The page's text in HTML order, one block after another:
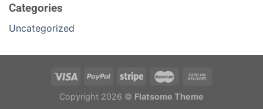
Categories
Uncategorized
Copyright 2026 © Flatsome Theme